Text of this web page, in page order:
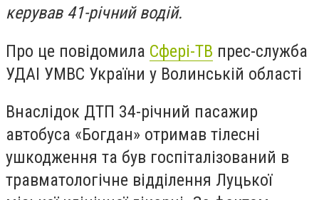
керував 41-річний водій.
Про це повідомила Сфері-ТВ прес-служба
УДАІ УМВС України у Волинській області
Внаслідок ДТП 34-річний пасажир
автобуса «Богдан» отримав тілесні
ушкодження та був госпіталізований в
травматологічне відділення Луцької